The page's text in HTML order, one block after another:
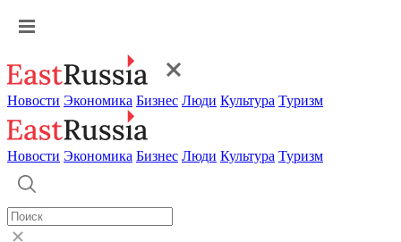
Новости Экономика Бизнес Люди Культура Туризм
Новости Экономика Бизнес Люди Культура Туризм